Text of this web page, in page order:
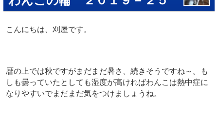
こんにちは、刈屋です。
暦の上では秋ですがまだまだ暑さ、続きそうですね～。も
しも曇っていたとしても湿度が高ければわんこは熱中症に
なりやすいでまだまだ気をつけましょうね。